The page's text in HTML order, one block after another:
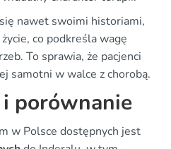
nawet swoimi historiami,
co podkreśla wagę
To sprawia, że pacjenci
samotni w walce z chorobą.
porównanie
w Polsce dostępnych jest